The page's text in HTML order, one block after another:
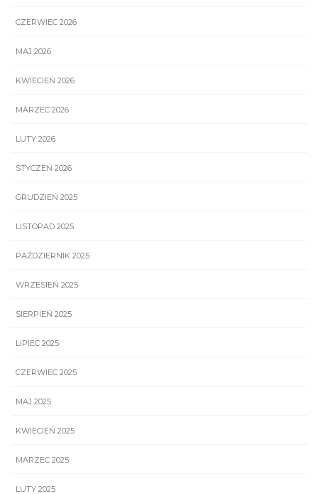
CZERWIEC 2026
MAJ 2026
KWIECIEŃ 2026
MARZEC 2026
LUTY 2026
STYCZEŃ 2026
GRUDZIEŃ 2025
LISTOPAD 2025
PAŹDZIERNIK 2025
WRZESIEŃ 2025
SIERPIEŃ 2025
LIPIEC 2025
CZERWIEC 2025
MAJ 2025
KWIECIEŃ 2025
MARZEC 2025
LUTY 2025